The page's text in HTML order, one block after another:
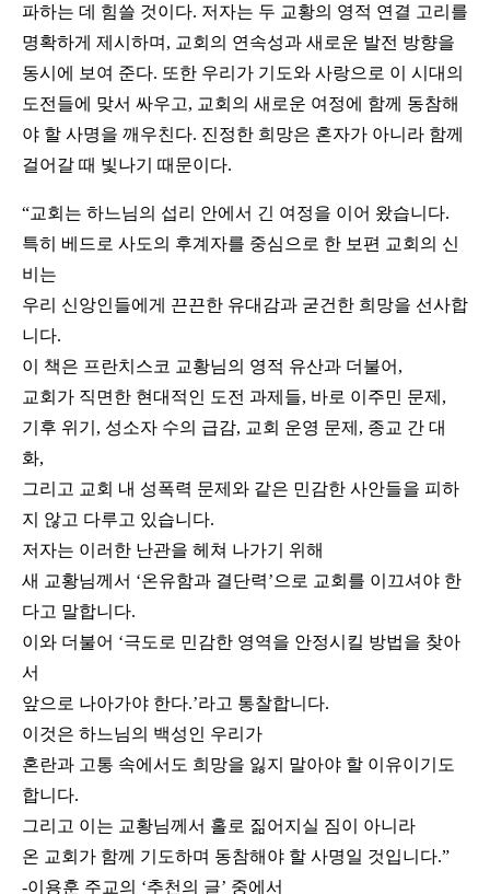
파하는 데 힘쓸 것이다. 저자는 두 교황의 영적 연결 고리를
명확하게 제시하며, 교회의 연속성과 새로운 발전 방향을
동시에 보여 준다. 또한 우리가 기도와 사랑으로 이 시대의
도전들에 맞서 싸우고, 교회의 새로운 여정에 함께 동참해
야 할 사명을 깨우친다. 진정한 희망은 혼자가 아니라 함께
걸어갈 때 빛나기 때문이다.
“교회는 하느님의 섭리 안에서 긴 여정을 이어 왔습니다.
특히 베드로 사도의 후계자를 중심으로 한 보편 교회의 신
비는
우리 신앙인들에게 끈끈한 유대감과 굳건한 희망을 선사합
니다.
이 책은 프란치스코 교황님의 영적 유산과 더불어,
교회가 직면한 현대적인 도전 과제들, 바로 이주민 문제,
기후 위기, 성소자 수의 급감, 교회 운영 문제, 종교 간 대
화,
그리고 교회 내 성폭력 문제와 같은 민감한 사안들을 피하
지 않고 다루고 있습니다.
저자는 이러한 난관을 헤쳐 나가기 위해
새 교황님께서 ‘온유함과 결단력’으로 교회를 이끄셔야 한
다고 말합니다.
이와 더불어 ‘극도로 민감한 영역을 안정시킬 방법을 찾아
서
앞으로 나아가야 한다.’라고 통찰합니다.
이것은 하느님의 백성인 우리가
혼란과 고통 속에서도 희망을 잃지 말아야 할 이유이기도
합니다.
그리고 이는 교황님께서 홀로 짊어지실 짐이 아니라
온 교회가 함께 기도하며 동참해야 할 사명일 것입니다.”
-이용훈 주교의 ‘추천의 글’ 중에서